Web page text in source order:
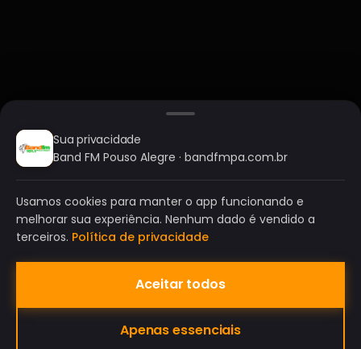
BAND FM POUSO ALEGRE
A SUA RÁDIO DO SEU JEITO!
Sua privacidade
Band FM Pouso Alegre · bandfmpa.com.br
Usamos cookies para manter o app funcionando e
melhorar sua experiência. Nenhum dado é vendido a
terceiros. Política de privacidade
Aceitar todos
Apenas essenciais